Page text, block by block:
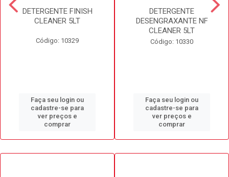
DETERGENTE FINISH
CLEANER 5LT
Código: 10329
Faça seu login ou
cadastre-se para
ver preços e
comprar
DETERGENTE
DESENGRAXANTE NF
CLEANER 5LT
Código: 10330
Faça seu login ou
cadastre-se para
ver preços e
comprar